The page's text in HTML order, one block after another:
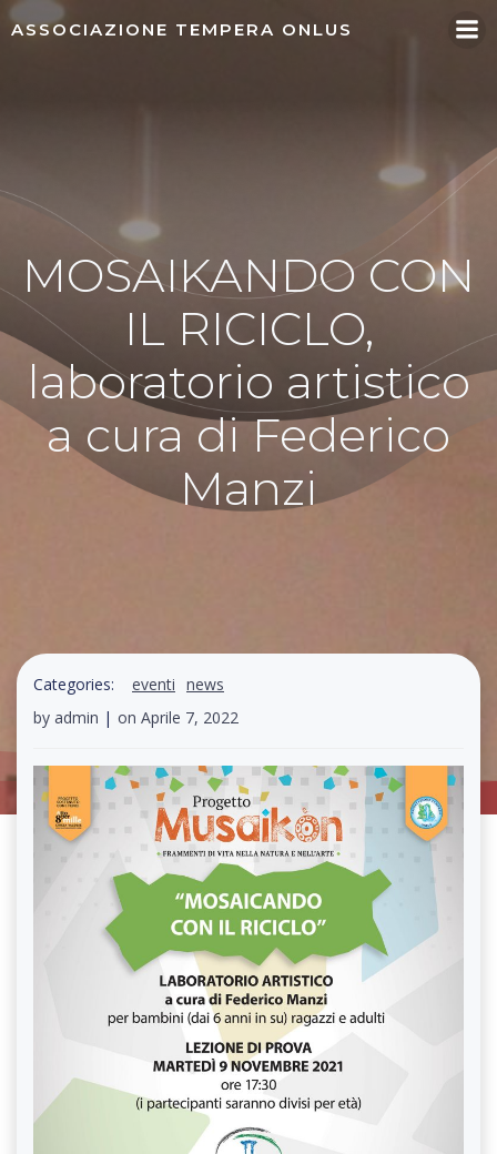
al
ASSOCIAZIONE TEMPERA ONLUS
MOSAIKANDO CON
IL RICICLO,
laboratorio artistico
a cura di Federico
Manzi
Categories: eventi news
by admin | on Aprile 7, 2022